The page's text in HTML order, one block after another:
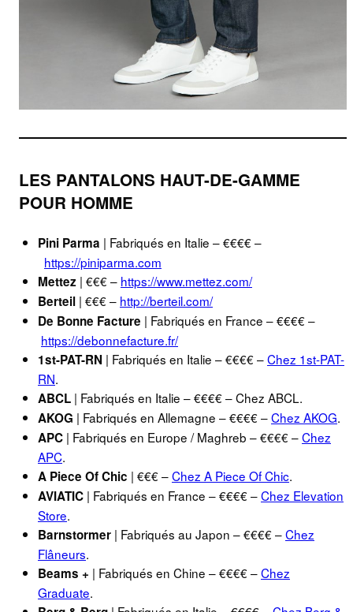
LES PANTALONS HAUT-DE-GAMME
POUR HOMME
Pini Parma | Fabriqués en Italie – €€€€ –
https://piniparma.com
Mettez | €€€ – https://www.mettez.com/
Berteil | €€€ – http://berteil.com/
De Bonne Facture | Fabriqués en France – €€€€ –
https://debonnefacture.fr/
1st-PAT-RN | Fabriqués en Italie – €€€€ –Chez 1st-PAT-
RN.
ABCL | Fabriqués en Italie – €€€€ – Chez ABCL.
AKOG | Fabriqués en Allemagne – €€€€ –Chez AKOG.
APC | Fabriqués en Europe / Maghreb – €€€€ –Chez
APC.
A Piece Of Chic | €€€ –Chez A Piece Of Chic.
AVIATIC | Fabriqués en France – €€€€ –Chez Elevation
Store.
Barnstormer | Fabriqués au Japon – €€€€ –Chez
Flâneurs.
Beams + | Fabriqués en Chine – €€€€ –Chez
Graduate.